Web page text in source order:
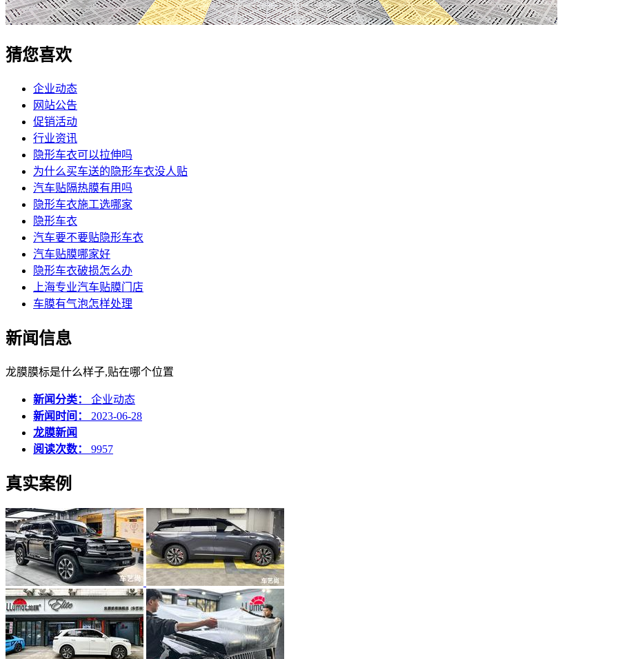
猜您喜欢
企业动态
网站公告
促销活动
行业资讯
隐形车衣可以拉伸吗
为什么买车送的隐形车衣没人贴
汽车贴隔热膜有用吗
隐形车衣施工选哪家
隐形车衣
汽车要不要贴隐形车衣
汽车贴膜哪家好
隐形车衣破损怎么办
上海专业汽车贴膜门店
车膜有气泡怎样处理
新闻信息
龙膜膜标是什么样子,贴在哪个位置
新闻分类： 企业动态
新闻时间： 2023-06-28
龙膜新闻
阅读次数： 9957
真实案例